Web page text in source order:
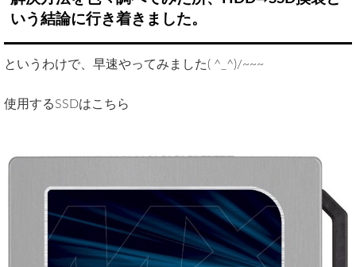
いう結論に行き着きました。
というわけで、早速やってみました( ^_^)/~~~
使用するSSDはこちら